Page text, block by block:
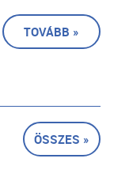
TOVÁBB »
ÖSSZES »